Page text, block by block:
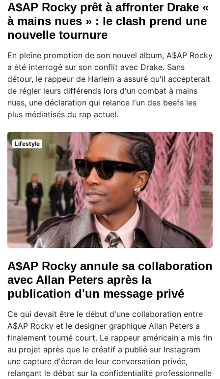
A$AP Rocky prêt à affronter Drake «
à mains nues » : le clash prend une
nouvelle tournure
En pleine promotion de son nouvel album, A$AP Rocky
a été interrogé sur son conflit avec Drake. Sans
détour, le rappeur de Harlem a assuré qu'il accepterait
de régler leurs différends lors d'un combat à mains
nues, une déclaration qui relance l'un des beefs les
plus médiatisés du rap actuel.
Lifestyle
A$AP Rocky annule sa collaboration
avec Allan Peters après la
publication d'un message privé
Ce qui devait être le début d'une collaboration entre
A$AP Rocky et le designer graphique Allan Peters a
finalement tourné court. Le rappeur américain a mis fin
au projet après que le créatif a publié sur Instagram
une capture d'écran de leur conversation privée,
relançant le débat sur la confidentialité professionnelle